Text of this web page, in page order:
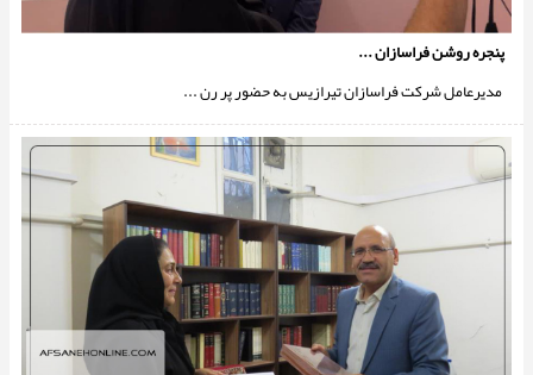
پنجره روشن فراسازان ...
مدیرعامل شرکت فراسازان تیرازیس به حضور پر رن ...